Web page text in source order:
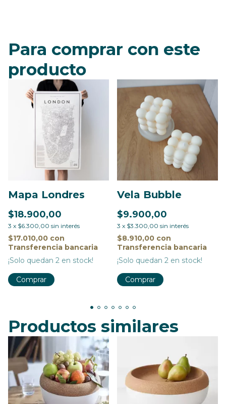
Para comprar con este
producto
Mapa Londres
$18.900,00
3 x $6.300,00 sin interés
$17.010,00 con
Transferencia bancaria
¡Solo quedan 2 en stock!
Vela Bubble
$9.900,00
3 x $3.300,00 sin interés
$8.910,00 con
Transferencia bancaria
¡Solo quedan 2 en stock!
Productos similares